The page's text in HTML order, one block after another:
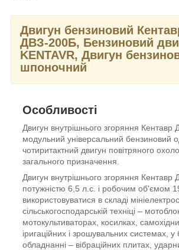
Двигун бензиновий
ДВЗ-200Б, Бензиновий
KENTAVR, Двигун
шпоночний
Особливості
Двигун внутрішнього згоряння
модульний універсальний бензиновий
чотиритактний двигун повітряного
загального призначення.
Двигун внутрішнього згоряння Кентавр
потужністю 6,5 л.с. і робочим об'ємом
використовуватися в складі
сільськогосподарській техніці –
мотокультиваторах, косилках,
іригаційних і зрошувальних системах, у
обладнанні – вібраційних плитах,